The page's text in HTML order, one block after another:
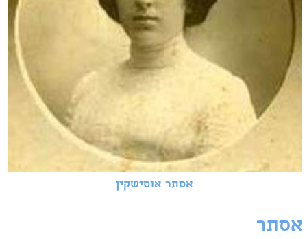
אסתר אוסישקין
אסתר